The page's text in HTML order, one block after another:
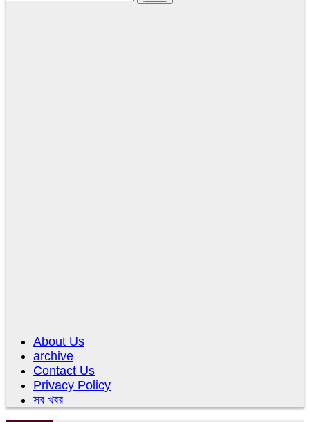
About Us
archive
Contact Us
Privacy Policy
সব খবর